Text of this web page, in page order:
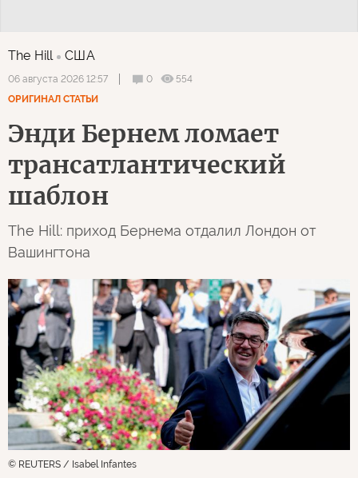
The Hill США
06 августа 2026 12:57 0
554
ОРИГИНАЛ СТАТЬИ
Энди Бернем ломает
трансатлантический
шаблон
The Hill: приход Бернема отдалил Лондон от
Вашингтона
© REUTERS / Isabel Infantes